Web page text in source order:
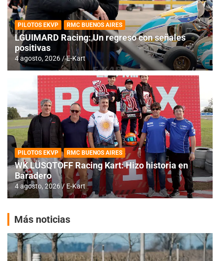
PILOTOS EKVP RMC BUENOS AIRES
LGUIMARD Racing: Un regreso con señales
positivas
4 agosto, 2026 E-Kart
PILOTOS EKVP RMC BUENOS AIRES
WK LÜSQTOFF Racing Kart: Hizo historia en
Baradero
4 agosto, 2026 E-Kart
Más noticias